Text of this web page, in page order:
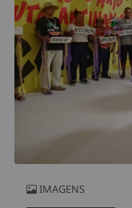
IMAGENS